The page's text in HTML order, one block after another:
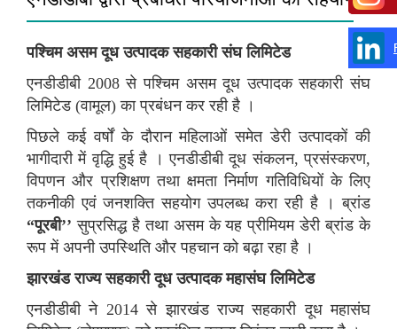
पश्चिम असम दूध उत्‍पादक सहकारी संघ लिमिटेड
एनडीडीबी 2008 से पश्चिम असम दूध उत्‍पादक सहकारी संघ
लिमिटेड (वामूल) का प्रबंधन कर रही है ।
पिछले कई वर्षों के दौरान महिलाओं समेत डेरी उत्‍पादकों की
भागीदारी में वृद्धि हुई है । एनडीडीबी दूध संकलन, प्रसंस्करण,
विपणन और प्रशिक्षण तथा क्षमता निर्माण गतिविधियों के लिए
तकनीकी एवं जनशक्ति सहयोग उपलब्‍ध करा रही है । ब्रांड
“पूरबी’’ सुप्रसिद्ध है तथा असम के यह प्रीमियम डेरी ब्रांड के
रूप में अपनी उपस्थिति और पहचान को बढ़ा रहा है ।
झारखंड राज्‍य सहकारी दूध उत्‍पादक महासंघ लिमिटेड
एनडीडीबी ने 2014 से झारखंड राज्‍य सहकारी दूध महासंघ